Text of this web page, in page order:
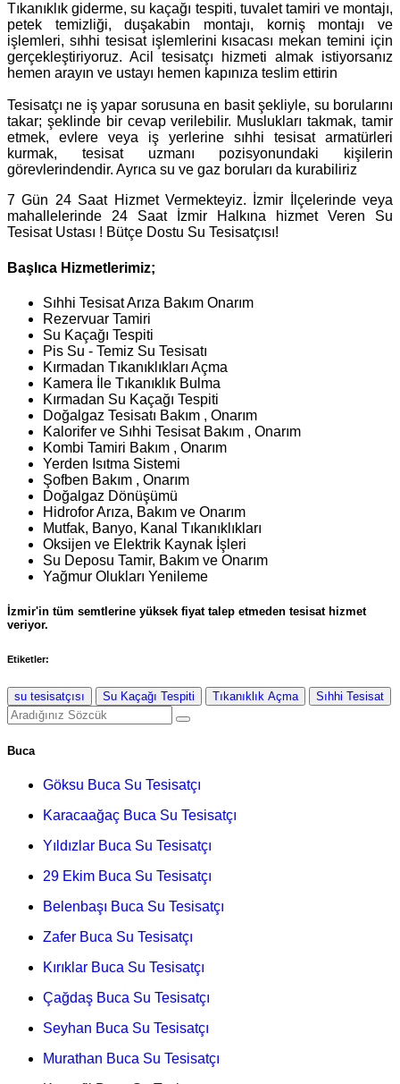
Tıkanıklık giderme, su kaçağı tespiti, tuvalet tamiri ve montajı,
petek temizliği, duşakabin montajı, korniş montajı ve
işlemleri, sıhhi tesisat işlemlerini kısacası mekan temini için
gerçekleştiriyoruz. Acil tesisatçı hizmeti almak istiyorsanız
hemen arayın ve ustayı hemen kapınıza teslim ettirin
Tesisatçı ne iş yapar sorusuna en basit şekliyle, su borularını
takar; şeklinde bir cevap verilebilir. Muslukları takmak, tamir
etmek, evlere veya iş yerlerine sıhhi tesisat armatürleri
kurmak, tesisat uzmanı pozisyonundaki kişilerin
görevlerindendir. Ayrıca su ve gaz boruları da kurabiliriz
7 Gün 24 Saat Hizmet Vermekteyiz. İzmir İlçelerinde veya
mahallelerinde 24 Saat İzmir Halkına hizmet Veren Su
Tesisat Ustası ! Bütçe Dostu Su Tesisatçısı!
Başlıca Hizmetlerimiz;
Sıhhi Tesisat Arıza Bakım Onarım
Rezervuar Tamiri
Su Kaçağı Tespiti
Pis Su - Temiz Su Tesisatı
Kırmadan Tıkanıklıkları Açma
Kamera İle Tıkanıklık Bulma
Kırmadan Su Kaçağı Tespiti
Doğalgaz Tesisatı Bakım , Onarım
Kalorifer ve Sıhhi Tesisat Bakım , Onarım
Kombi Tamiri Bakım , Onarım
Yerden Isıtma Sistemi
Şofben Bakım , Onarım
Doğalgaz Dönüşümü
Hidrofor Arıza, Bakım ve Onarım
Mutfak, Banyo, Kanal Tıkanıklıkları
Oksijen ve Elektrik Kaynak İşleri
Su Deposu Tamir, Bakım ve Onarım
Yağmur Olukları Yenileme
İzmir'in tüm semtlerine yüksek fiyat talep etmeden tesisat hizmet
veriyor.
Etiketler:
su tesisatçısı Su Kaçağı Tespiti Tıkanıklık Açma Sıhhi Tesisat
Buca
Göksu Buca Su Tesisatçı
Karacaağaç Buca Su Tesisatçı
Yıldızlar Buca Su Tesisatçı
29 Ekim Buca Su Tesisatçı
Belenbaşı Buca Su Tesisatçı
Zafer Buca Su Tesisatçı
Kırıklar Buca Su Tesisatçı
Çağdaş Buca Su Tesisatçı
Seyhan Buca Su Tesisatçı
Murathan Buca Su Tesisatçı